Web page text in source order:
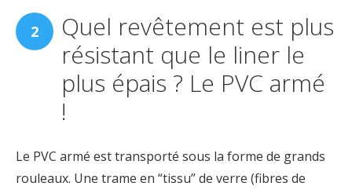
Quel revêtement est plus
résistant que le liner le
plus épais ? Le PVC armé
!
Le PVC armé est transporté sous la forme de grands
rouleaux. Une trame en “tissu” de verre (fibres de